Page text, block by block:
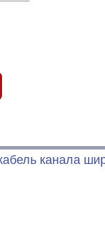
канала